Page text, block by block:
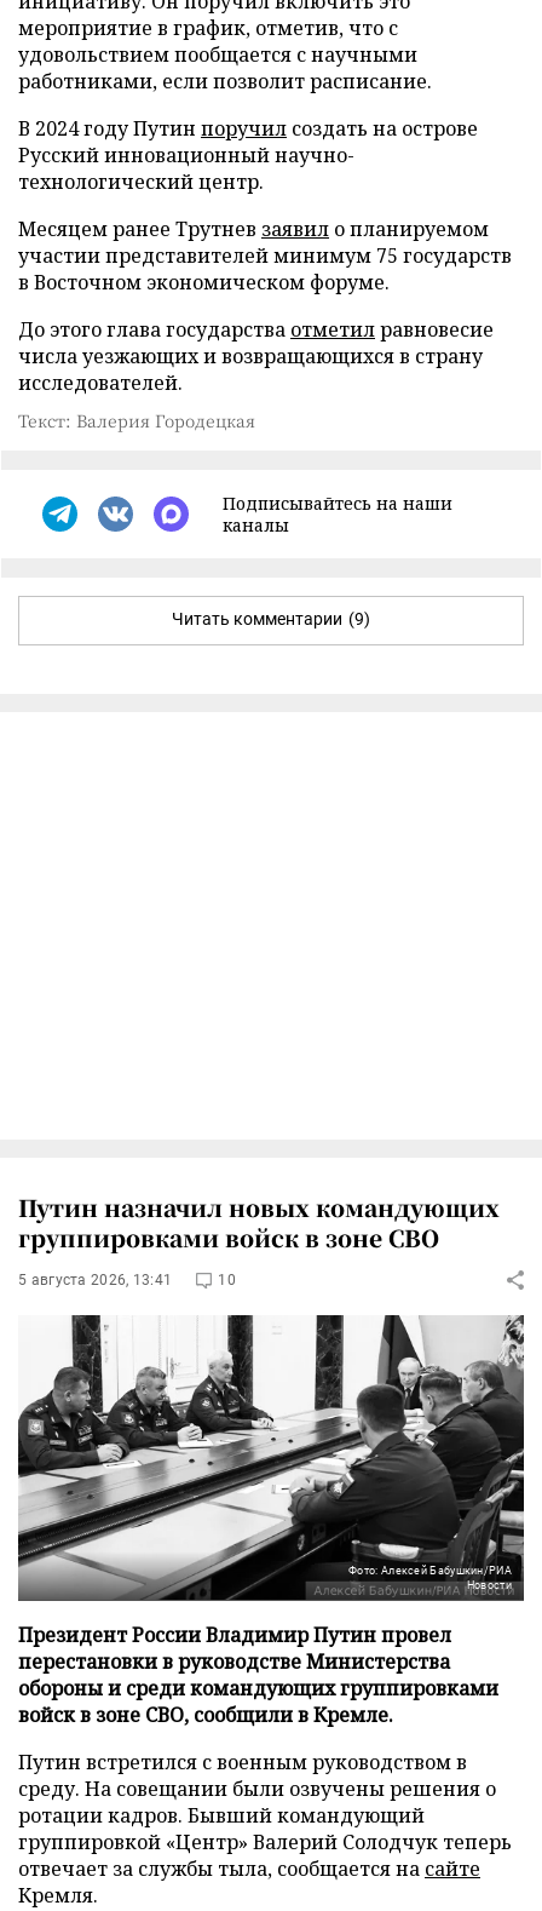
мероприятие в график, отметив, что с
удовольствием пообщается с научными
работниками, если позволит расписание.
В 2024 году Путин поручил создать на острове
Русский инновационный научно-
технологический центр.
Месяцем ранее Трутнев заявил о планируемом
участии представителей минимум 75 государств
в Восточном экономическом форуме.
До этого глава государства отметилравновесие
числа уезжающих и возвращающихся в страну
исследователей.
Текст: Валерия Городецкая
Подписывайтесь на наши
каналы
Читать комментарии (9)
Путин назначил новых командующих
группировками войск в зоне СВО
5 августа 2026, 13:41 10
Фото: Алексей Бабушкин/РИА
Новости
Президент России Владимир Путин провел
перестановки в руководстве Министерства
обороны и среди командующих группировками
войск в зоне СВО, сообщили в Кремле.
Путин встретился с военным руководством в
среду. На совещании были озвучены решения о
ротации кадров. Бывший командующий
группировкой «Центр» Валерий Солодчук теперь
отвечает за службы тыла, сообщается на сайте
Кремля.